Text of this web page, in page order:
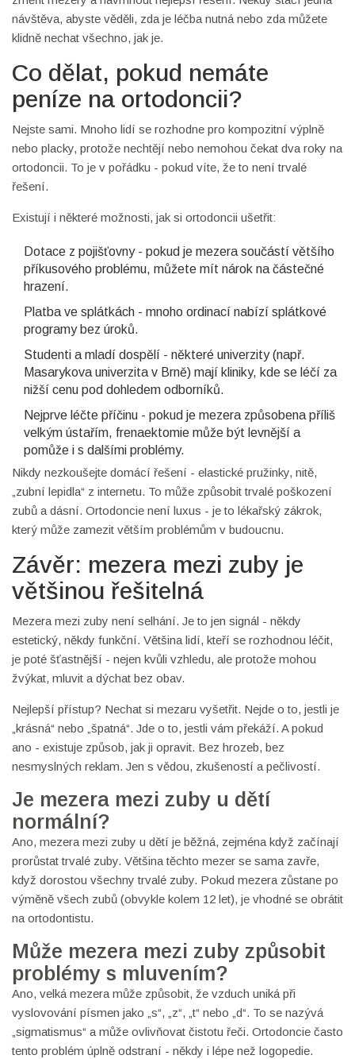
návštěva, abyste věděli, zda je léčba nutná nebo zda můžete
klidně nechat všechno, jak je.
Co dělat, pokud nemáte
peníze na ortodoncii?
Nejste sami. Mnoho lidí se rozhodne pro kompozitní výplně
nebo placky, protože nechtějí nebo nemohou čekat dva roky na
ortodoncii. To je v pořádku - pokud víte, že to není trvalé
řešení.
Existují i některé možnosti, jak si ortodoncii ušetřit:
Dotace z pojišťovny - pokud je mezera součástí většího
příkusového problému, můžete mít nárok na částečné
hrazení.
Platba ve splátkách - mnoho ordinací nabízí splátkové
programy bez úroků.
Studenti a mladí dospělí - některé univerzity (např.
Masarykova univerzita v Brně) mají kliniky, kde se léčí za
nižší cenu pod dohledem odborníků.
Nejprve léčte příčinu - pokud je mezera způsobena příliš
velkým ústařím, frenaektomie může být levnější a
pomůže i s dalšími problémy.
Nikdy nezkoušejte domácí řešení - elastické pružinky, nitě,
„zubní lepidla“ z internetu. To může způsobit trvalé poškození
zubů a dásní. Ortodoncie není luxus - je to lékařský zákrok,
který může zamezit větším problémům v budoucnu.
Závěr: mezera mezi zuby je
většinou řešitelná
Mezera mezi zuby není selhání. Je to jen signál - někdy
estetický, někdy funkční. Většina lidí, kteří se rozhodnou léčit,
je poté šťastnější - nejen kvůli vzhledu, ale protože mohou
žvýkat, mluvit a dýchat bez obav.
Nejlepší přístup? Nechat si mezaru vyšetřit. Nejde o to, jestli je
„krásná“ nebo „špatná“. Jde o to, jestli vám překáží. A pokud
ano - existuje způsob, jak ji opravit. Bez hrozeb, bez
nesmyslných reklam. Jen s vědou, zkušeností a pečlivostí.
Je mezera mezi zuby u dětí
normální?
Ano, mezera mezi zuby u dětí je běžná, zejména když začínají
prorůstat trvalé zuby. Většina těchto mezer se sama zavře,
když dorostou všechny trvalé zuby. Pokud mezera zůstane po
výměně všech zubů (obvykle kolem 12 let), je vhodné se obrátit
na ortodontistu.
Může mezera mezi zuby způsobit
problémy s mluvením?
Ano, velká mezera může způsobit, že vzduch uniká při
vyslovování písmen jako „s“, „z“, „t“ nebo „d“. To se nazývá
„sigmatismus“ a může ovlivňovat čistotu řeči. Ortodoncie často
tento problém úplně odstraní - někdy i lépe než logopedie.